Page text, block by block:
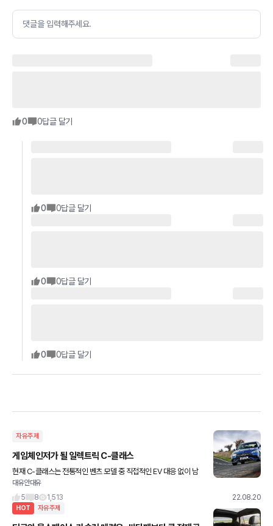
댓글을 입력해주세요.
0 0답글 달기
0 0답글 달기
0 0답글 달기
0 0답글 달기
자유주제
게임체인저가 될 일렉트릭 C-클래스
현재 C-클래스는 전통적인 벤츠 모델 중 직접적인 EV 대응 없이 남
아있는 몇 안 되는 모델 중 하나이지만 플러그인 하이브리드 모델인
C300e는 PHEV 중 가장 긴 전기 주행가능거리인 109km
대유안대유
5
8 1,513 22.08.20
HOT 자유주제